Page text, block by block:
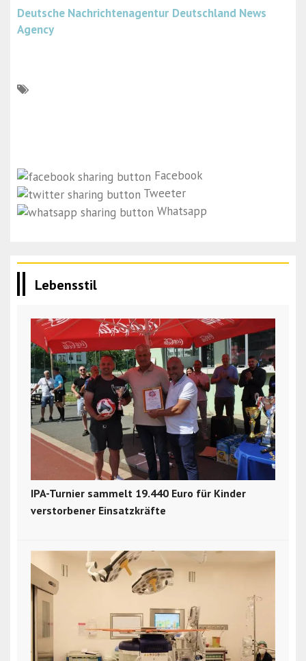
Deutsche Nachrichtenagentur Deutschland News
Agency
Facebook
Tweeter
Whatsapp
Lebensstil
IPA-Turnier sammelt 19.440 Euro für Kinder
verstorbener Einsatzkräfte